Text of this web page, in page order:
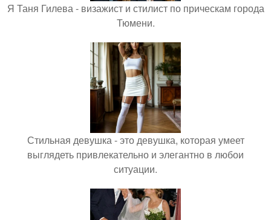
Я Таня Гилева - визажист и стилист по прическам города
Тюмени.
Стильная девушка - это девушка, которая умеет
выглядеть привлекательно и элегантно в любои
ситуации.